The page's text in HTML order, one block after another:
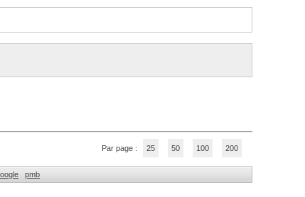
Par page : 25 50 100 200
pmb